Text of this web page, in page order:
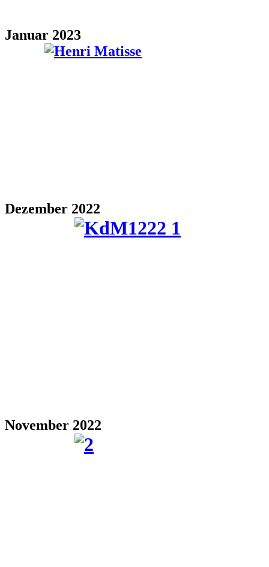
Januar 2023
Dezember 2022
November 2022